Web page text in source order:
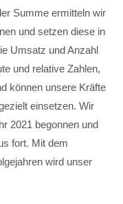
Summe ermitteln wir
und setzen diese in
Umsatz und Anzahl
und relative Zahlen,
können unsere Kräfte
einsetzen. Wir
2021 begonnen und
fort. Mit dem
wird unser